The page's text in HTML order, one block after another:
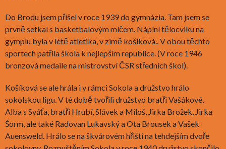
Do Brodu jsem přišel v roce 1939 do gymnázia. Tam jsem se
prvně setkal s basketbalovým míčem. Náplní tělocviku na
gymplu byla v létě atletika, v zimě košíková.. V obou těchto
sportech patřila škola k nejlepším republice. (V roce 1946
bronzová medaile na mistrovství ČSR středních škol).
Košíková se ale hrála i v rámci Sokola a družstvo hrálo
sokolskou ligu. V té době tvořili družstvo bratři Vašákové,
Alba s Sváťa, bratři Hrubí, Slávek a Miloš, Jirka Brožek, Jirka
Šorm, ale také Radovan Lukavský a Ota Brousek a Vašek
Auensweld. Hrálo se na škvárovém hřišti na tehdejším dvoře